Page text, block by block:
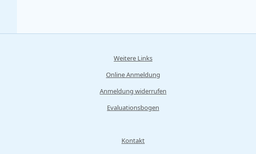
Weitere Links
Online Anmeldung
Anmeldung widerrufen
Evaluationsbogen
Kontakt